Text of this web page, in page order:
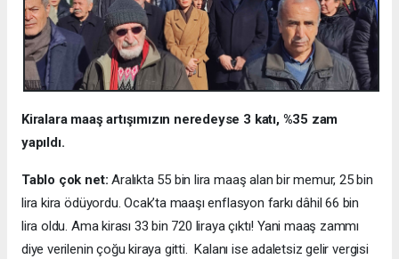
Kiralara maaş artışımızın neredeyse 3 katı, %35 zam
yapıldı.
Tablo çok net:Aralıkta 55 bin lira maaş alan bir memur, 25 bin
lira kira ödüyordu. Ocak’ta maaşı enflasyon farkı dâhil 66 bin
lira oldu. Ama kirası 33 bin 720 liraya çıktı! Yani maaş zammı
diye verilenin çoğu kiraya gitti. Kalanı ise adaletsiz gelir vergisi